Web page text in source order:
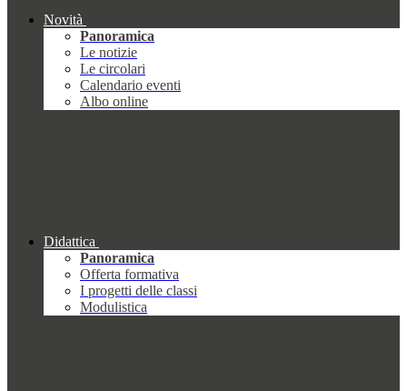
Novità
Panoramica
Le notizie
Le circolari
Calendario eventi
Albo online
Didattica
Panoramica
Offerta formativa
I progetti delle classi
Modulistica